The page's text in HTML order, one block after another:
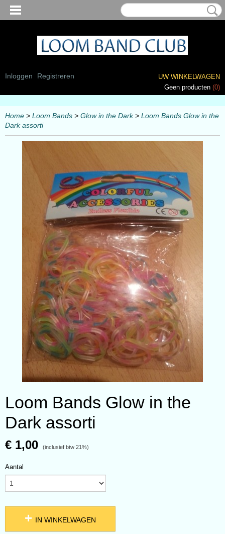
Inloggen Registreren
UW WINKELWAGEN
Geen producten (0)
Home > Loom Bands > Glow in the Dark> Loom Bands Glow in the
Dark assorti
Loom Bands Glow in the
Dark assorti
€ 1,00 (inclusief btw 21%)
Aantal
IN WINKELWAGEN